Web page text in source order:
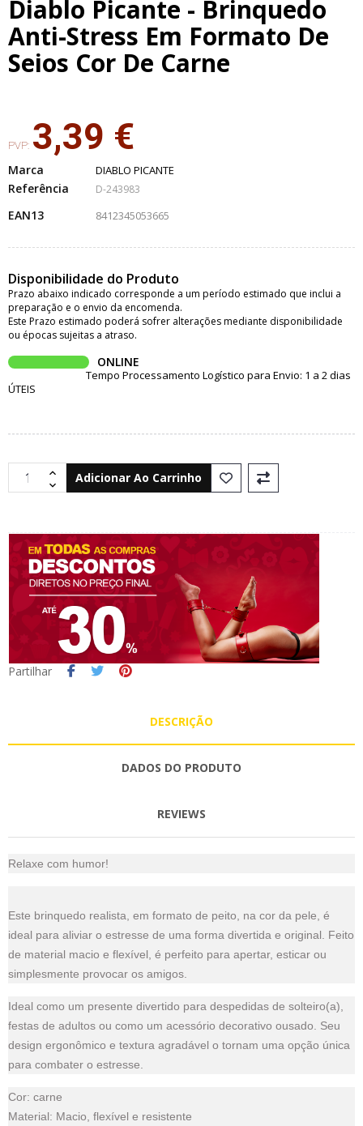
Diablo Picante - Brinquedo
Anti-Stress Em Formato De
Seios Cor De Carne
PVP: 3,39 €
Marca DIABLO PICANTE
Referência D-243983
EAN13 8412345053665
Disponibilidade do Produto
Prazo abaixo indicado corresponde a um período estimado que inclui a
preparação e o envio da encomenda.
Este Prazo estimado poderá sofrer alterações mediante disponibilidade
ou épocas sujeitas a atraso.
ONLINE
Tempo Processamento Logístico para Envio: 1 a 2 dias
ÚTEIS
Adicionar Ao Carrinho
Partilhar
DESCRIÇÃO
DADOS DO PRODUTO
REVIEWS
Relaxe com humor!
Este brinquedo realista, em formato de peito, na cor da pele, é
ideal para aliviar o estresse de uma forma divertida e original. Feito
de material macio e flexível, é perfeito para apertar, esticar ou
simplesmente provocar os amigos.
Ideal como um presente divertido para despedidas de solteiro(a),
festas de adultos ou como um acessório decorativo ousado. Seu
design ergonômico e textura agradável o tornam uma opção única
para combater o estresse.
Cor: carne
Material: Macio, flexível e resistente